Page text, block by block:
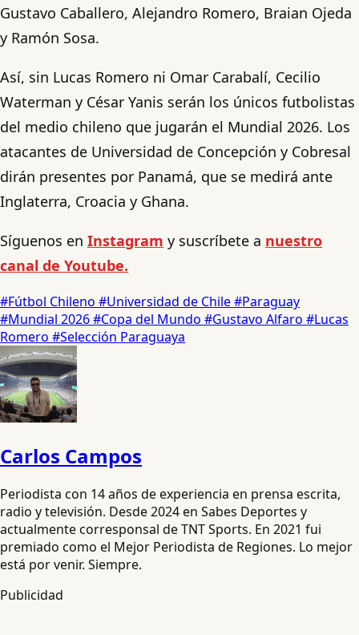
Gustavo Caballero, Alejandro Romero, Braian Ojeda
y Ramón Sosa.
Así, sin Lucas Romero ni Omar Carabalí, Cecilio
Waterman y César Yanis serán los únicos futbolistas
del medio chileno que jugarán el Mundial 2026. Los
atacantes de Universidad de Concepción y Cobresal
dirán presentes por Panamá, que se medirá ante
Inglaterra, Croacia y Ghana.
Síguenos en Instagram y suscríbete a nuestro
canal de Youtube.
#Fútbol Chileno #Universidad de Chile#Paraguay
#Mundial 2026#Copa del Mundo #Gustavo Alfaro #Lucas
Romero #Selección Paraguaya
Carlos Campos
Periodista con 14 años de experiencia en prensa escrita,
radio y televisión. Desde 2024 en Sabes Deportes y
actualmente corresponsal de TNT Sports. En 2021 fui
premiado como el Mejor Periodista de Regiones. Lo mejor
está por venir. Siempre.
Publicidad